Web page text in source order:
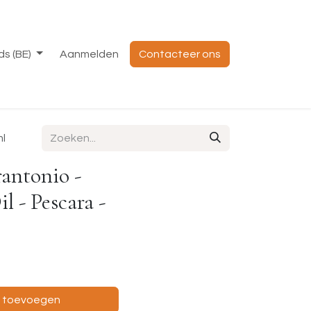
(BE) Aanmelden Contacteer ons
-
- Pescara -
toevoegen